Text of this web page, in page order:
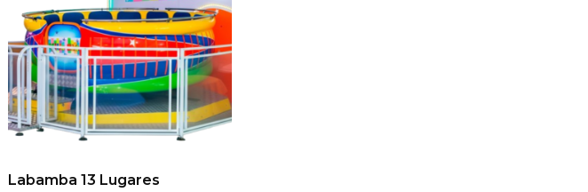
Labamba 13 Lugares